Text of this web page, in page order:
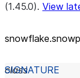
(1.45.0). View
class